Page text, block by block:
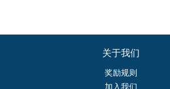
关于我们
奖励规则
加入我们